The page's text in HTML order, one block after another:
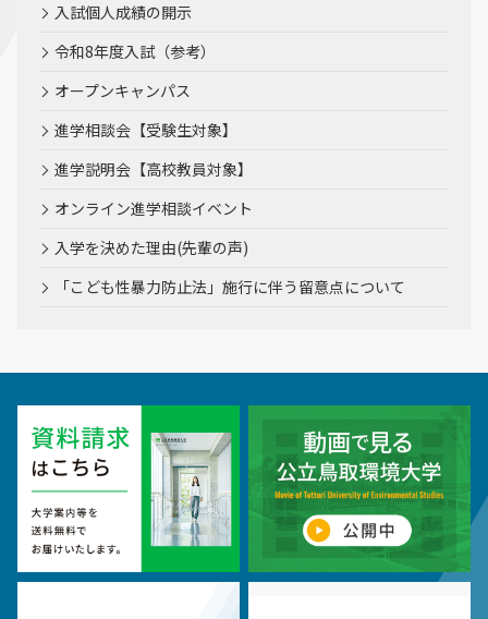
入試個人成績の開示
令和8年度入試（参考）
オープンキャンパス
進学相談会【受験生対象】
進学説明会【高校教員対象】
オンライン進学相談イベント
入学を決めた理由(先輩の声)
「こども性暴力防止法」施行に伴う留意点について